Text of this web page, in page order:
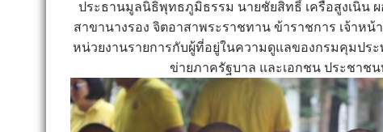
ประธานมูลนิธิพุทธภูมิธรรม นายชัยสิทธิ์ เครือสูงเนิน
สาขานางรอง จิตอาสาพระราชทาน ข้าราชการ เจ้าห
หน่วยงานรายการกับผู้ที่อยู่ในความดูแลของกรมคุมปร
ข่ายภาครัฐบาล และเอกชน ประชาช